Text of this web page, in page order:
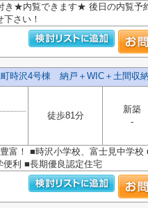
★内覧できます★ 後日の内覧予
さい！
時沢4号棟 納戸＋WIC＋土間収納
徒歩81分
新築
-
！ ■時沢小学校、富士見中学校
便利 ■長期優良認定住宅